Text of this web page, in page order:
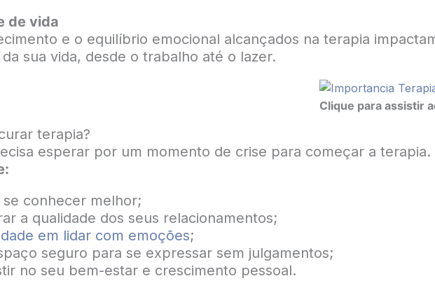
de vida
e o equilíbrio emocional alcançados na terapia
sua vida, desde o trabalho até o lazer.
Clique para assistir
terapia?
esperar por um momento de crise para começar a terapia.
se conhecer melhor;
a qualidade dos seus relacionamentos;
em lidar com emoções;
seguro para se expressar sem julgamentos;
no seu bem-estar e crescimento pessoal.